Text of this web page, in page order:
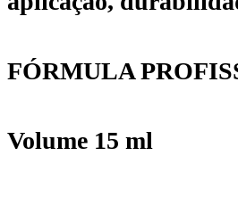
FÓRMULA
Volume 15 ml